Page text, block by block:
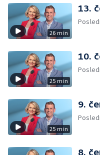
26 min
13.
25 min
10.
25 min
9.
8.